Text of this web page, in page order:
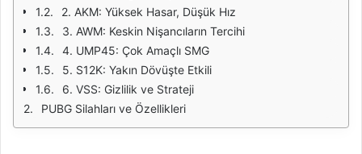
2. AKM: Yüksek Hasar, Düşük Hız
3. AWM: Keskin Nişancıların Tercihi
4. UMP45: Çok Amaçlı SMG
5. S12K: Yakın Dövüşte Etkili
6. VSS: Gizlilik ve Strateji
PUBG Silahları ve Özellikleri